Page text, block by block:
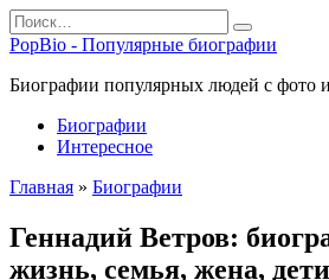
Перейти
к
содержанию
Search
for:
PopBio - Популярные биографии
Биографии популярных людей с фото
Биографии
Интересное
Главная » Биографии
Геннадий Ветров:
жизнь, семья, жена,